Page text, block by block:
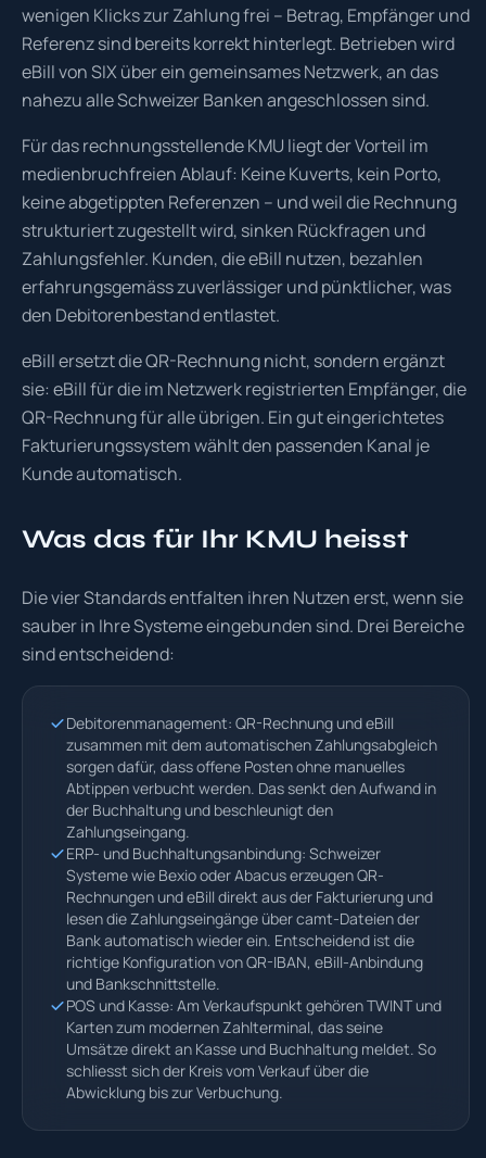
wenigen Klicks zur Zahlung frei – Betrag, Empfänger und
Referenz sind bereits korrekt hinterlegt. Betrieben wird
eBill von SIX über ein gemeinsames Netzwerk, an das
nahezu alle Schweizer Banken angeschlossen sind.
Für das rechnungsstellende KMU liegt der Vorteil im
medienbruchfreien Ablauf: Keine Kuverts, kein Porto,
keine abgetippten Referenzen – und weil die Rechnung
strukturiert zugestellt wird, sinken Rückfragen und
Zahlungsfehler. Kunden, die eBill nutzen, bezahlen
erfahrungsgemäss zuverlässiger und pünktlicher, was
den Debitorenbestand entlastet.
eBill ersetzt die QR-Rechnung nicht, sondern ergänzt
sie: eBill für die im Netzwerk registrierten Empfänger, die
QR-Rechnung für alle übrigen. Ein gut eingerichtetes
Fakturierungssystem wählt den passenden Kanal je
Kunde automatisch.
Was das für Ihr KMU heisst
Die vier Standards entfalten ihren Nutzen erst, wenn sie
sauber in Ihre Systeme eingebunden sind. Drei Bereiche
sind entscheidend:
Debitorenmanagement: QR-Rechnung und eBill
zusammen mit dem automatischen Zahlungsabgleich
sorgen dafür, dass offene Posten ohne manuelles
Abtippen verbucht werden. Das senkt den Aufwand in
der Buchhaltung und beschleunigt den
Zahlungseingang.
ERP- und Buchhaltungsanbindung: Schweizer
Systeme wie Bexio oder Abacus erzeugen QR-
Rechnungen und eBill direkt aus der Fakturierung und
lesen die Zahlungseingänge über camt-Dateien der
Bank automatisch wieder ein. Entscheidend ist die
richtige Konfiguration von QR-IBAN, eBill-Anbindung
und Bankschnittstelle.
POS und Kasse: Am Verkaufspunkt gehören TWINT und
Karten zum modernen Zahlterminal, das seine
Umsätze direkt an Kasse und Buchhaltung meldet. So
schliesst sich der Kreis vom Verkauf über die
Abwicklung bis zur Verbuchung.